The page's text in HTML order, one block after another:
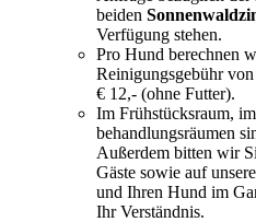
beiden
Verfügung stehen.
Pro Hund berechnen
Reinigungsgebühr
€ 12,- (ohne Futter).
Im Frühstücksraum,
behandlungsräumen
Außerdem bitten wir
Gäste sowie auf
und Ihren Hund im
Ihr Verständnis.